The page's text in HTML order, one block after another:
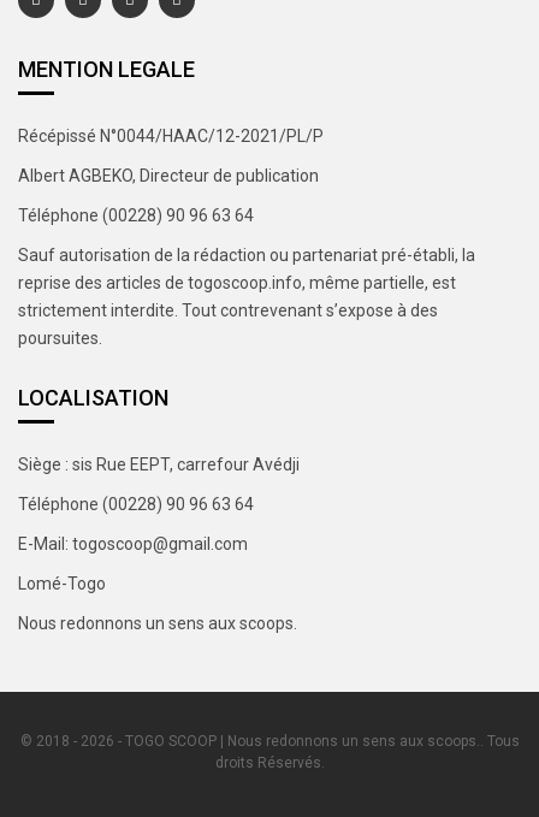
MENTION LEGALE
Récépissé N°0044/HAAC/12-2021/PL/P
Albert AGBEKO, Directeur de publication
Téléphone (00228) 90 96 63 64
Sauf autorisation de la rédaction ou partenariat pré-établi, la
reprise des articles de togoscoop.info, même partielle, est
strictement interdite. Tout contrevenant s’expose à des
poursuites.
LOCALISATION
Siège : sis Rue EEPT, carrefour Avédji
Téléphone (00228) 90 96 63 64
E-Mail: togoscoop@gmail.com
Lomé-Togo
Nous redonnons un sens aux scoops.
© 2018 - 2026 - TOGO SCOOP | Nous redonnons un sens aux scoops.. Tous
droits Réservés.